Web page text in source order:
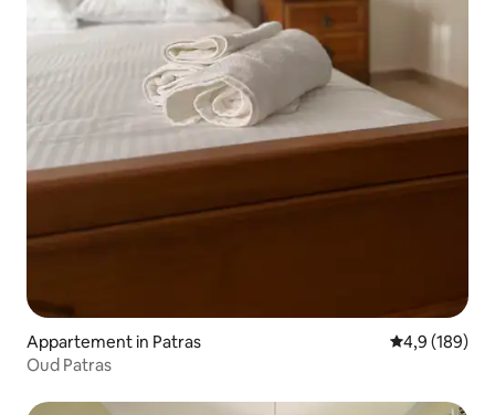
Appartement in Patras Gemiddelde
4,9 (189)
Oud Patras